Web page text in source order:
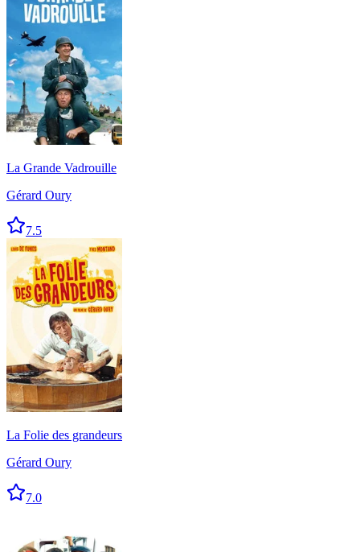
La Grande Vadrouille
Gérard Oury
7.5
La Folie des grandeurs
Gérard Oury
7.0